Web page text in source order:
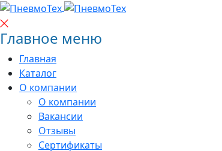
Главное меню
Главная
Каталог
О компании
О компании
Вакансии
Отзывы
Сертификаты